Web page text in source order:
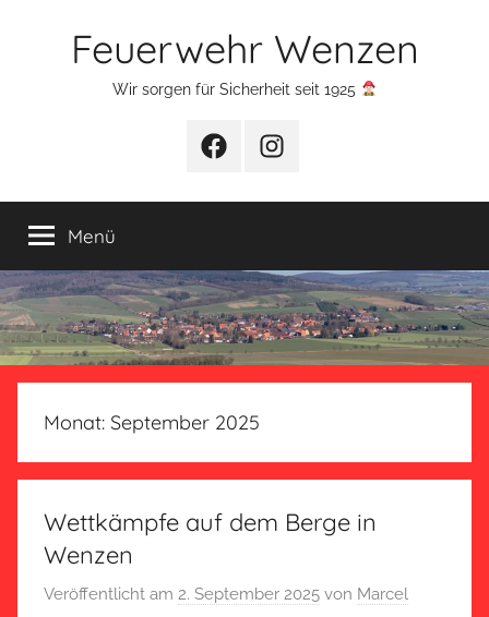
Feuerwehr Wenzen
Wir sorgen für Sicherheit seit 1925
FacebookInstagram
Menü
Monat: September 2025
Wettkämpfe auf dem Berge in
Wenzen
Veröffentlicht am 2. September 2025 von Marcel